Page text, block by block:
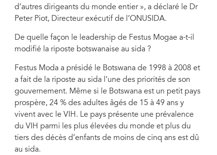
d’autres dirigeants du monde entier », a déclaré le Dr
Peter Piot, Directeur exécutif de l’ONUSIDA.
De quelle façon le leadership de Festus Mogae a-t-il
modifié la riposte botswanaise au sida ?
Festus Moda a présidé le Botswana de 1998 à 2008 et
a fait de la riposte au sida l’une des priorités de son
gouvernement. Même si le Botswana est un petit pays
prospère, 24 % des adultes âgés de 15 à 49 ans y
vivent avec le VIH. Le pays présente une prévalence
du VIH parmi les plus élevées du monde et plus du
tiers des décès d’enfants de moins de cinq ans est dû
au sida.